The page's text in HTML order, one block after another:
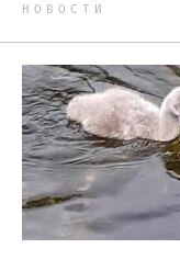
НОВОСТИ